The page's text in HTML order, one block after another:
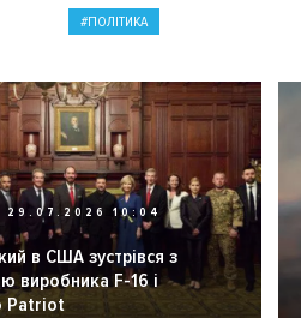
ПОЛІТИКА
29.07.2026 10:04
в США зустрівся з
виробника F-16 і
Patriot